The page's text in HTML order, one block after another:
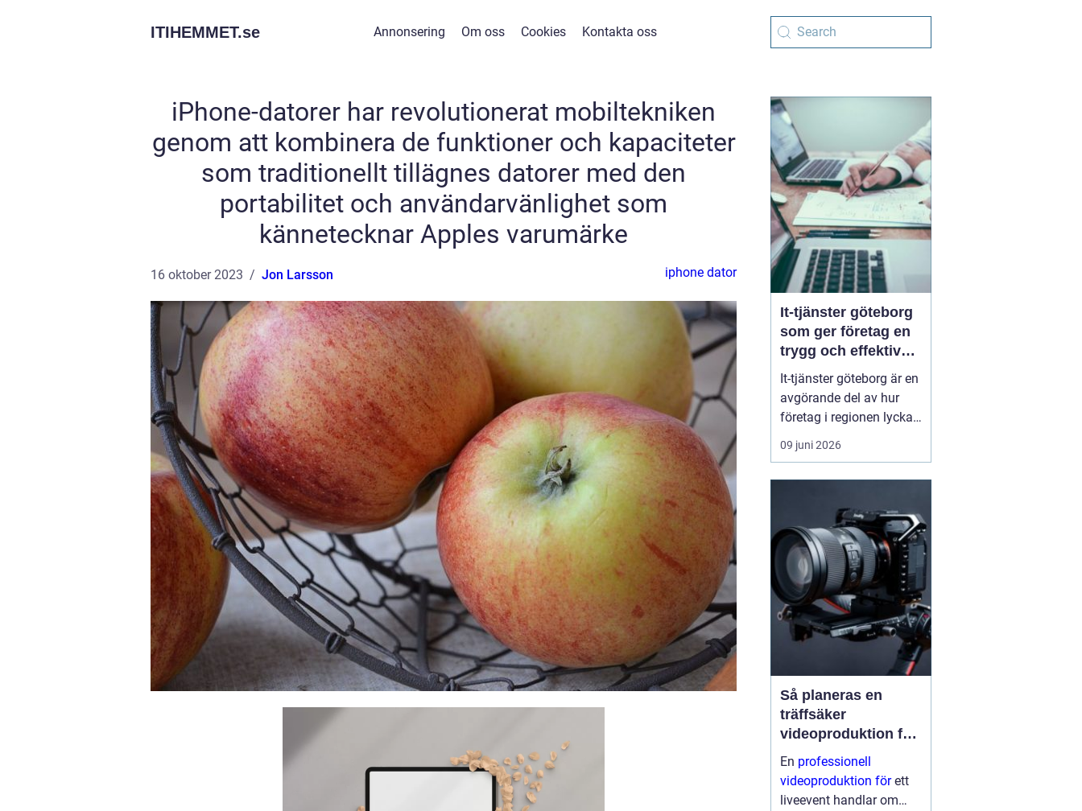
ITIHEMMET.se Annonsering Om oss Cookies Kontakta oss
iPhone-datorer har revolutionerat mobiltekniken
genom att kombinera de funktioner och kapaciteter
som traditionellt tillägnes datorer med den
portabilitet och användarvänlighet som
kännetecknar Apples varumärke
16 oktober 2023 Jon Larsson iphone dator
It-tjänster göteborg
som ger företag en
trygg och effektiv
vardag
It-tjänster göteborg är en
avgörande del av hur
företag i regionen lyckas
skapa en säker, stabil
och effektiv digital
blir arbetsdagen
smidigare, personalen
mindre stressad och
kunderna mer nöjda.
Många verks...
09 juni 2026
Så planeras en
träffsäker
videoproduktion för
liveevent
En professionell
videoproduktion förett
liveevent handlar om